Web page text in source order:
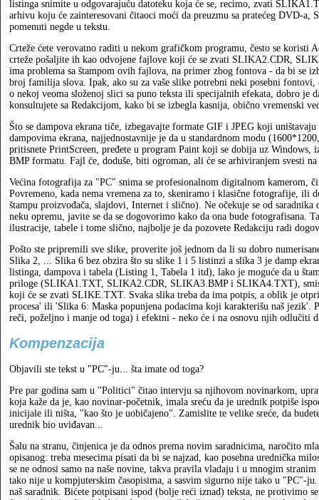
listinga snimite u odgovarajuću datoteku koja će se, recimo, zvati
arhivu koju će zainteresovani čitaoci moći da preuzmu sa pratećeg DVD-a,
pomenuti negde u tekstu.
Crteže ćete verovatno raditi u nekom grafičkom programu, često se
crteže pošaljite ih kao odvojene fajlove koji će se zvati SLIKA2.CDR,
ima problema sa štampom ovih fajlova, na primer zbog fontova - da bi se
broj familija slova. Ipak, ako su za vaše slike potrebni neki posebni
o nekoj veoma složenoj slici sa puno teksta ili specijalnih efekata, dobro je
konsultujete sa Redakcijom, kako bi se izbegla kasnija, obično vremenski
Što se dampova ekrana tiče, izbegavajte formate GIF i JPEG koji
dampovima ekrana, najjednostavnije je da u standardnom modu
pritisnete PrintScreen, pređete u program Paint koji se dobija uz Windows,
BMP formatu. Fajl će, doduše, biti ogroman, ali će se arhiviranjem svesti
Većina fotografija za "PC" snima se profesionalnom digitalnom kamerom,
Povremeno, kada nema vremena za to, skeniramo i klasične fotografije, ili
štampu proizvođača, slajdovi, Internet i slično). Ne očekuje se od
neku opremu, javite se da se dogovorimo kako da ona bude fotografisana.
ilustracije, tabele i tome slično, najbolje je da pozovete Redakciju radi
Pošto ste pripremili sve slike, proverite još jednom da li su dobro
Slika 2, ... Slika 6 bez obzira što su slike 1 i 5 listinzi a slika 3 je damp
listinga, dampova i tabela (Listing 1, Tabela 1 itd), lako je moguće da u
priloge (SLIKA1.TXT, SLIKA2.CDR, SLIKA3.BMP i SLIKA4.TXT),
koji će se zvati SLIKE.TXT. Svaka slika treba da ima potpis, a oblik je
procesa' ili 'Slika 6: Maska popunjena podacima koji karakterišu naš jezik'.
reči, poželjno i manje od toga) i efektni - neko će i na osnovu njih odlučiti
Kompenzacija
Objavili ste tekst u "PC"-ju... šta imate od toga?
Pre par godina sam u "Politici" čitao intervju sa njihovom novinarkom,
koja kaže da je, kao novinar-početnik, imala sreću da je urednik potpiše
inicijale ili ništa, "kao što je uobičajeno". Zamislite te velike sreće, da
urednik bio uviđavan...
Šalu na stranu, činjenica je da odnos prema novim saradnicima, naročito
opisanog: treba mesecima pisati da bi se najzad, kao posebna urednička
se ne odnosi samo na naše novine, takva pravila vladaju i u mnogim
tako nije u kompjuterskim časopisima, a sasvim sigurno nije tako u "PC"-
naš saradnik. Bićete potpisani ispod (bolje reći iznad) teksta, ne protivimo